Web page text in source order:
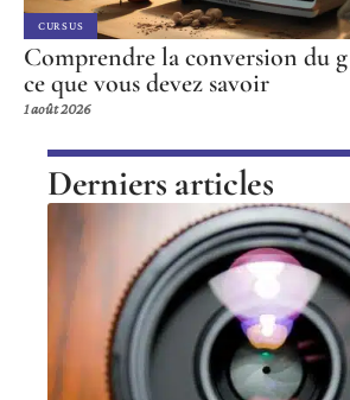
CURSUS
Comprendre la conversion du
ce que vous devez savoir
1 août 2026
Derniers articles